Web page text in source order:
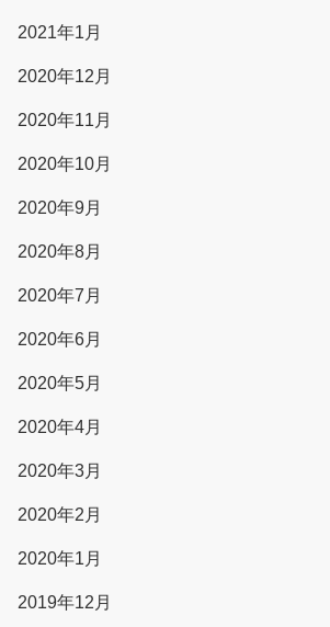
2021年1月
2020年12月
2020年11月
2020年10月
2020年9月
2020年8月
2020年7月
2020年6月
2020年5月
2020年4月
2020年3月
2020年2月
2020年1月
2019年12月